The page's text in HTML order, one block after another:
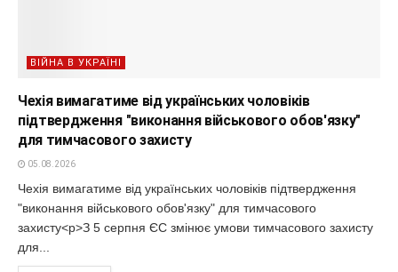
ВІЙНА В УКРАЇНІ
Чехія вимагатиме від українських чоловіків
підтвердження "виконання військового обов'язку"
для тимчасового захисту
05.08.2026
Чехія вимагатиме від українських чоловіків підтвердження
"виконання військового обов'язку" для тимчасового
захисту<p>З 5 серпня ЄС змінює умови тимчасового захисту
для...